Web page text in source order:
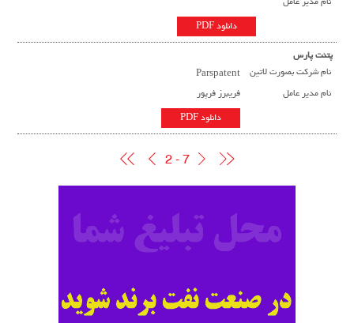
دانلود PDF
پتنت پارس
نام شرکت بصورت لاتین
Parspatent
نام مدیر عامل
فریبرز فرپور
دانلود PDF
2 - 7